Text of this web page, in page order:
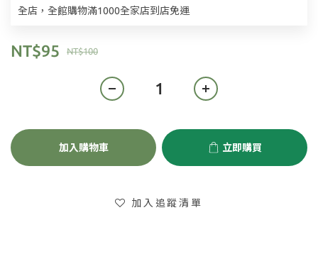
全店，全館購物滿1000全家店到店免運
NT$100
NT$95
加入購物車 立即購買
加入追蹤清單